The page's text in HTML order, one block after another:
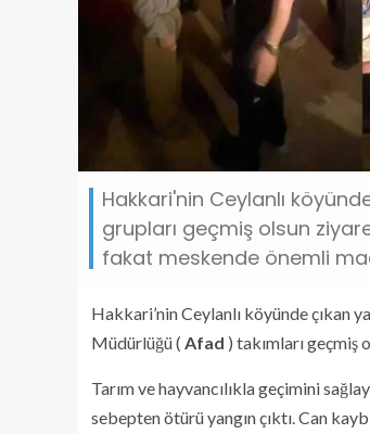
Hakkari'nin Ceylanlı
grupları geçmiş olsun
fakat meskende önemli
Hakkari’nin Ceylanlı köyünde çıkan
Müdürlüğü ( Afad ) takımları geçmiş
Tarım ve hayvancılıkla geçimini
sebepten ötürü yangın çıktı. Can